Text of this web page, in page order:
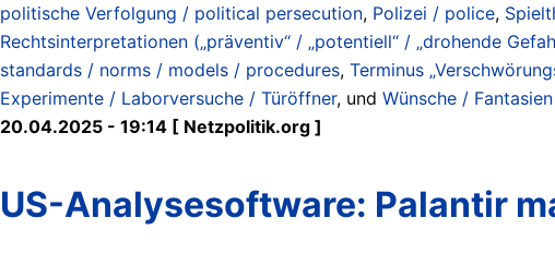
politische Verfolgung / political persecution, Polizei / police,
Rechtsinterpretationen („präventiv“ / „potentiell“ / „drohende
standards / norms / models / procedures, Terminus
Experimente / Laborversuche / Türöffner, und Wünsche /
20.04.2025 - 19:14 [ Netzpolitik.org ]
US-Analysesoftware: Palantir